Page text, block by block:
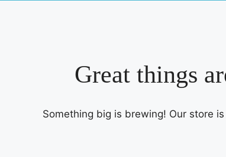
Great things
Something big is brewing! Our store